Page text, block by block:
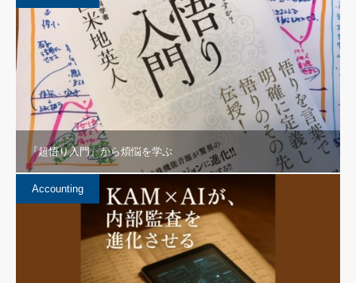
『超悟り入門』から煩悩を学ぶ
Accounting